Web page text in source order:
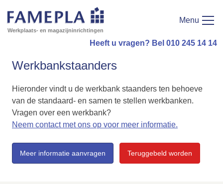
Werkplaats- en magazijninrichtingen
Menu
Heeft u vragen? Bel 010 245 14 14
Werkbankstaanders
Hieronder vindt u de werkbank staanders ten behoeve
van de standaard- en samen te stellen werkbanken.
Vragen over een werkbank?
Neem contact met ons op voor meer informatie.
Meer informatie aanvragen Teruggebeld worden